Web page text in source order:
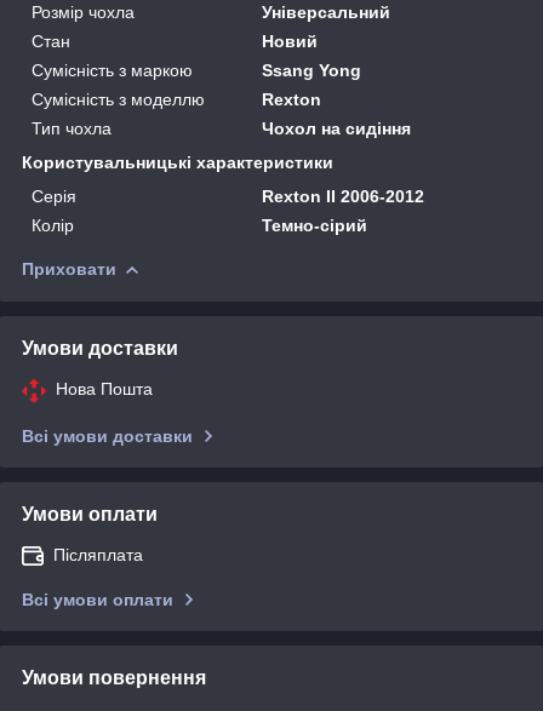
Розмір чохла
Універсальний
Стан
Новий
Сумісність з маркою
Ssang Yong
Сумісність з моделлю
Rexton
Тип чохла
Чохол на сидіння
Користувальницькі характеристики
Серія
Rexton II 2006-2012
Колір
Темно-сірий
Приховати
Умови доставки
Нова Пошта
Всі умови доставки
Умови оплати
Післяплата
Всі умови оплати
Умови повернення